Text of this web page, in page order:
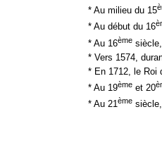
* Au milieu du 15
* Au début du 16
* Au 16ème
* Vers 1574,
* En 1712, le Roi
* Au 19ème et 20
* Au 21ème